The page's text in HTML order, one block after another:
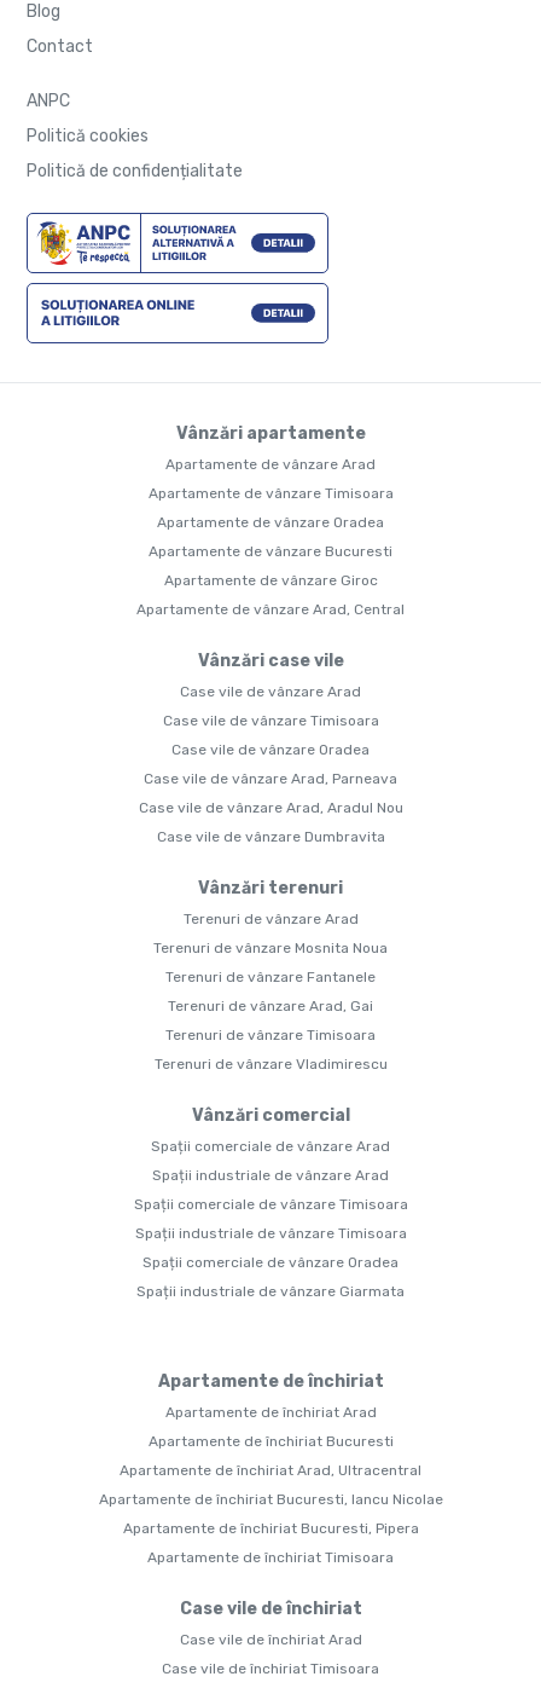
Blog
Contact
ANPC
Politică cookies
Politică de confidențialitate
Vânzări apartamente
Apartamente de vânzare Arad
Apartamente de vânzare Timisoara
Apartamente de vânzare Oradea
Apartamente de vânzare Bucuresti
Apartamente de vânzare Giroc
Apartamente de vânzare Arad, Central
Vânzări case vile
Case vile de vânzare Arad
Case vile de vânzare Timisoara
Case vile de vânzare Oradea
Case vile de vânzare Arad, Parneava
Case vile de vânzare Arad, Aradul Nou
Case vile de vânzare Dumbravita
Vânzări terenuri
Terenuri de vânzare Arad
Terenuri de vânzare Mosnita Noua
Terenuri de vânzare Fantanele
Terenuri de vânzare Arad, Gai
Terenuri de vânzare Timisoara
Terenuri de vânzare Vladimirescu
Vânzări comercial
Spații comerciale de vânzare Arad
Spații industriale de vânzare Arad
Spații comerciale de vânzare Timisoara
Spații industriale de vânzare Timisoara
Spații comerciale de vânzare Oradea
Spații industriale de vânzare Giarmata
Apartamente de închiriat
Apartamente de închiriat Arad
Apartamente de închiriat Bucuresti
Apartamente de închiriat Arad, Ultracentral
Apartamente de închiriat Bucuresti, Iancu Nicolae
Apartamente de închiriat Bucuresti, Pipera
Apartamente de închiriat Timisoara
Case vile de închiriat
Case vile de închiriat Arad
Case vile de închiriat Timisoara